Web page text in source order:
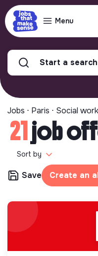
Menu
Start a search
Jobs ⋅ Paris ⋅ Social
21job
Sort by
Save Create an